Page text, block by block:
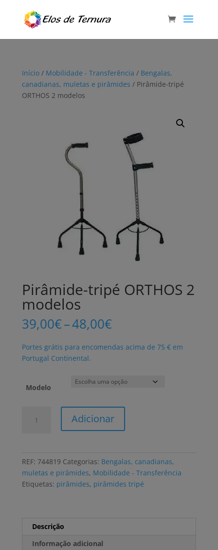
Início/ Mobilidade - Transferência / Bengalas,
canadianas, muletas e pirâmides / Pirâmide-tripé
ORTHOS 2 modelos
Pirâmide-tripé ORTHOS 2
modelos
39,00€–48,00€Price
range:
39,00€
Portes grátis para encomendas acima de 75 € em
Portugal Continental.
Modelo
Adicionar
REF: 744819 Categorias: Bengalas, canadianas,
muletas e pirâmides, Mobilidade - Transferência
Etiquetas: pirâmides, pirâmides tripé
Descrição
Informação adicional